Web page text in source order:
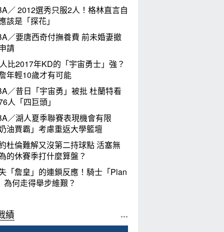
／ 2012選秀只服2人！格林直言自
該是「探花」
／要唐西奇付撫養費 前未婚妻撤
請
比2017年KD的「宇宙勇士」強？
年輕10歲才有可能
／昔日「宇宙勇」被批 杜蘭特看
人「四巨頭」
／湖人夏季聯賽表現機會有限
油賈霸」考慮重返大學籃壇
杜倫難解又沒第二持球點 活塞無
的休賽季打什麼算盤？
「詹皇」的連鎖反應！騎士「Plan
為何走得舉步維艱？